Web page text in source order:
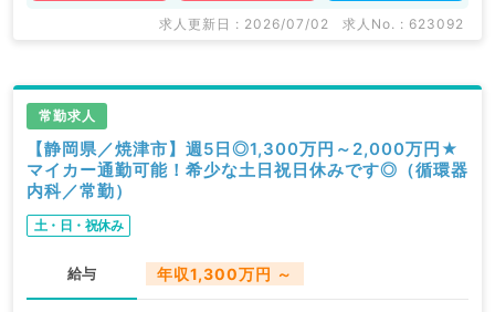
求人更新日 : 2026/07/02 求人No. : 623092
常勤求人
【静岡県／焼津市】週5日◎1,300万円～2,000万円★
マイカー通勤可能！希少な土日祝日休みです◎（循環器
内科／常勤）
土・日・祝休み
給与 年収1,300万円 ～